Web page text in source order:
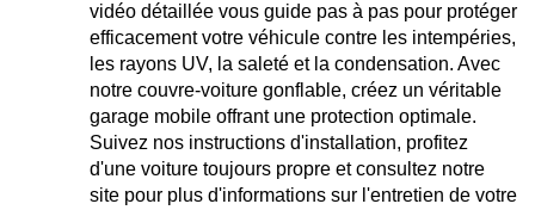
vidéo détaillée vous guide pas à pas pour protéger
efficacement votre véhicule contre les intempéries,
les rayons UV, la saleté et la condensation. Avec
notre couvre-voiture gonflable, créez un véritable
garage mobile offrant une protection optimale.
Suivez nos instructions d'installation, profitez
d'une voiture toujours propre et consultez notre
site pour plus d'informations sur l'entretien de votre